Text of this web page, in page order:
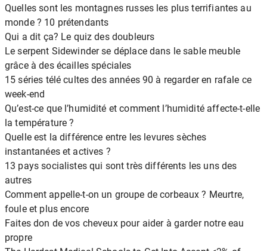
Quelles sont les montagnes russes les plus terrifiantes au
monde ? 10 prétendants
Qui a dit ça? Le quiz des doubleurs
Le serpent Sidewinder se déplace dans le sable meuble
grâce à des écailles spéciales
15 séries télé cultes des années 90 à regarder en rafale ce
week-end
Qu’est-ce que l’humidité et comment l’humidité affecte-t-elle
la température ?
Quelle est la différence entre les levures sèches
instantanées et actives ?
13 pays socialistes qui sont très différents les uns des
autres
Comment appelle-t-on un groupe de corbeaux ? Meurtre,
foule et plus encore
Faites don de vos cheveux pour aider à garder notre eau
propre